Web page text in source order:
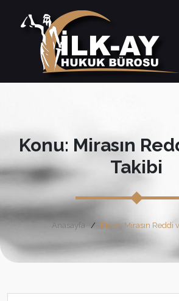
Konu: Mirasın
Takibi
Anasayfa Etiket: Mirasın Reddi